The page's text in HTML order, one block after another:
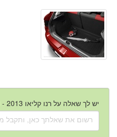
יש לך שאלה על רנו קליאו 2013 - 2018 החדשה?